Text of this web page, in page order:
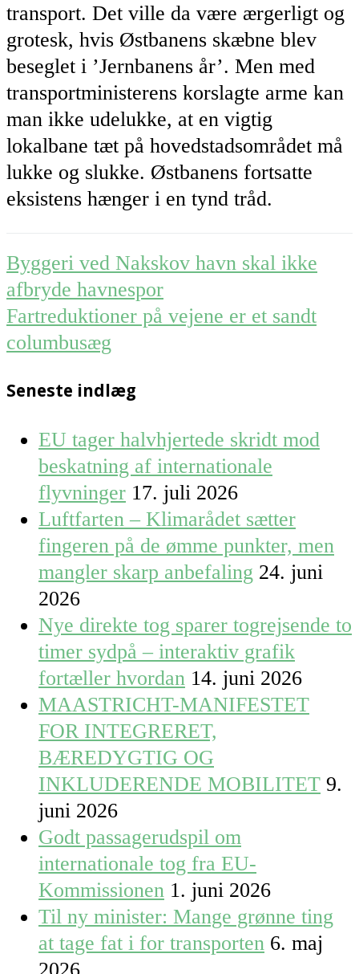
transport. Det ville da være ærgerligt og
grotesk, hvis Østbanens skæbne blev
beseglet i ’Jernbanens år’. Men med
transportministerens korslagte arme kan
man ikke udelukke, at en vigtig
lokalbane tæt på hovedstadsområdet må
lukke og slukke. Østbanens fortsatte
eksistens hænger i en tynd tråd.
Post
navigation
Byggeri ved Nakskov havn skal ikke
afbryde havnespor
Fartreduktioner på vejene er et sandt
columbusæg
Seneste indlæg
EU tager halvhjertede skridt mod
beskatning af internationale
flyvninger 17. juli 2026
Luftfarten – Klimarådet sætter
fingeren på de ømme punkter, men
mangler skarp anbefaling 24. juni
2026
Nye direkte tog sparer togrejsende to
timer sydpå – interaktiv grafik
fortæller hvordan 14. juni 2026
MAASTRICHT-MANIFESTET
FOR INTEGRERET,
BÆREDYGTIG OG
INKLUDERENDE MOBILITET 9.
juni 2026
Godt passagerudspil om
internationale tog fra EU-
Kommissionen 1. juni 2026
Til ny minister: Mange grønne ting
at tage fat i for transporten 6. maj